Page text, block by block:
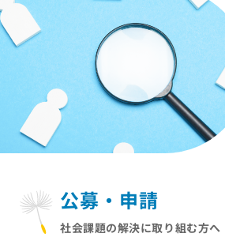
公募・申請
社会課題の解決に取り組む方へ